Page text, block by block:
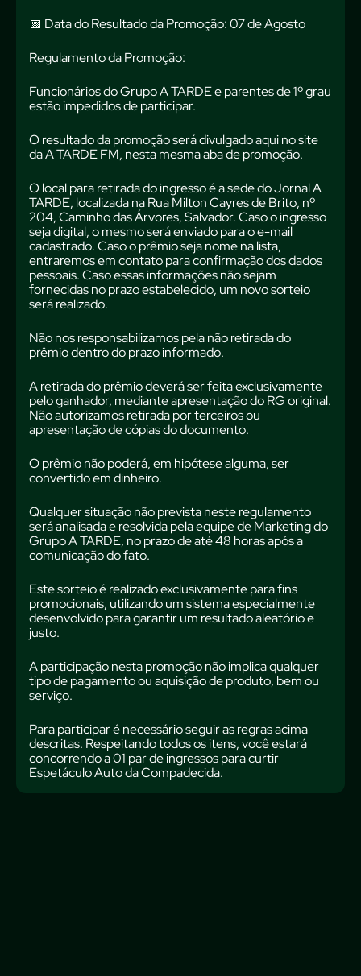
📅 Data do Resultado da Promoção: 07 de Agosto
Regulamento da Promoção:
Funcionários do Grupo A TARDE e parentes de 1º grau
estão impedidos de participar.
O resultado da promoção será divulgado aqui no site
da A TARDE FM, nesta mesma aba de promoção.
O local para retirada do ingresso é a sede do Jornal A
TARDE, localizada na Rua Milton Cayres de Brito, nº
204, Caminho das Árvores, Salvador. Caso o ingresso
seja digital, o mesmo será enviado para o e-mail
cadastrado. Caso o prêmio seja nome na lista,
entraremos em contato para confirmação dos dados
pessoais. Caso essas informações não sejam
fornecidas no prazo estabelecido, um novo sorteio
será realizado.
Não nos responsabilizamos pela não retirada do
prêmio dentro do prazo informado.
A retirada do prêmio deverá ser feita exclusivamente
pelo ganhador, mediante apresentação do RG original.
Não autorizamos retirada por terceiros ou
apresentação de cópias do documento.
O prêmio não poderá, em hipótese alguma, ser
convertido em dinheiro.
Qualquer situação não prevista neste regulamento
será analisada e resolvida pela equipe de Marketing do
Grupo A TARDE, no prazo de até 48 horas após a
comunicação do fato.
Este sorteio é realizado exclusivamente para fins
promocionais, utilizando um sistema especialmente
desenvolvido para garantir um resultado aleatório e
justo.
A participação nesta promoção não implica qualquer
tipo de pagamento ou aquisição de produto, bem ou
serviço.
Para participar é necessário seguir as regras acima
descritas. Respeitando todos os itens, você estará
concorrendo a 01 par de ingressos para curtir
Espetáculo Auto da Compadecida.